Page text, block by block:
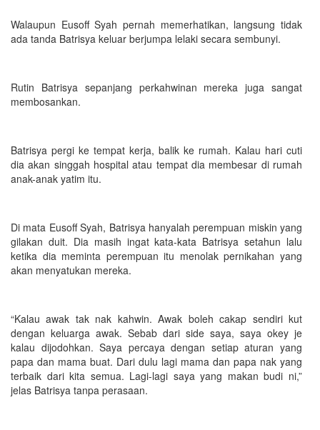
Walaupun Eusoff Syah pernah memerhatikan, langsung tidak
ada tanda Batrisya keluar berjumpa lelaki secara sembunyi.
Rutin Batrisya sepanjang perkahwinan mereka juga sangat
membosankan.
Batrisya pergi ke tempat kerja, balik ke rumah. Kalau hari cuti
dia akan singgah hospital atau tempat dia membesar di rumah
anak-anak yatim itu.
Di mata Eusoff Syah, Batrisya hanyalah perempuan miskin yang
gilakan duit. Dia masih ingat kata-kata Batrisya setahun lalu
ketika dia meminta perempuan itu menolak pernikahan yang
akan menyatukan mereka.
“Kalau awak tak nak kahwin. Awak boleh cakap sendiri kut
dengan keluarga awak. Sebab dari side saya, saya okey je
kalau dijodohkan. Saya percaya dengan setiap aturan yang
papa dan mama buat. Dari dulu lagi mama dan papa nak yang
terbaik dari kita semua. Lagi-lagi saya yang makan budi ni,”
jelas Batrisya tanpa perasaan.